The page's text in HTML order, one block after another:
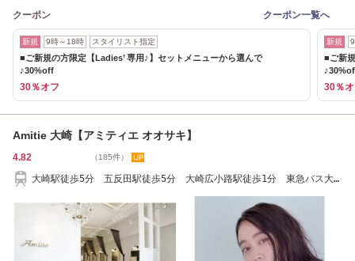
クーポン クーポン一覧へ
新規 9時～18時 スタイリスト指定
■ご新規の方限定【Ladies’ 専用♪】セットメニューから選んで
♪30%off
30％オフ
新規
■ご新
30％
Amitie 大崎【アミティエ オオサキ】
4.82 （185件）
大崎駅徒歩5分 五反田駅徒歩5分 大崎広小路駅徒歩1分 東急バス大